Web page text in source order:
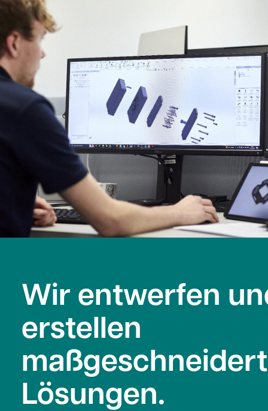
Wir entwerfen
erstellen
Lösungen.